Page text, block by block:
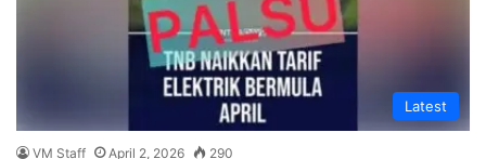
Latest
VM Staff April 2, 2026 290